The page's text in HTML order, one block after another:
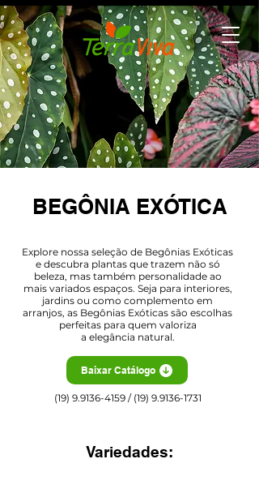
BEGÔNIA EXÓTICA
Explore nossa seleção de Begônias Exóticas
e descubra plantas que trazem não só
beleza, mas também personalidade ao
mais variados espaços. Seja para interiores,
jardins ou como complemento em
arranjos, as Begônias Exóticas são escolhas
perfeitas para quem valoriza
a elegância natural.
(19) 9.9136-4159/ (19) 9.9136-1731
Baixar Catálogo
Variedades: